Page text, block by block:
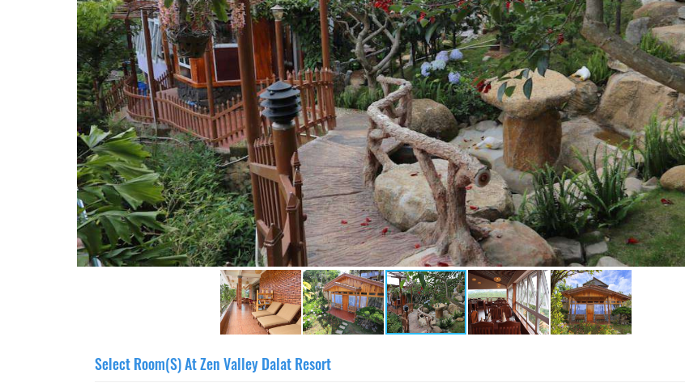
Select Room(s) At Zen Valley Dalat Resort